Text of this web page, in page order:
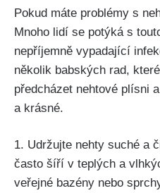
Pokud máte problémy s
Mnoho ⁣lidí se potýká s
nepříjemně vypadající
několik babských‌ rad,
předcházet nehtové⁢ plísni
a krásné.
1. Udržujte nehty suché ​a
‌často šíří ⁢v teplých a​
‌veřejné bazény nebo⁣